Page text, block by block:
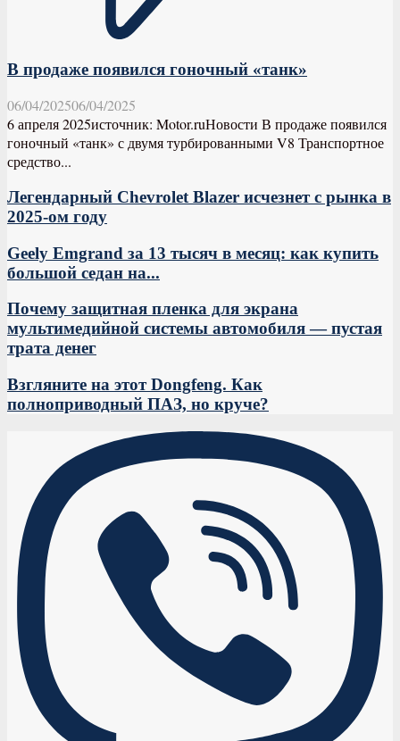
В продаже появился гоночный «танк»
06/04/202506/04/2025
6 апреля 2025источник: Motor.ruНовости В продаже появился
гоночный «танк» с двумя турбированными V8 Транспортное
средство...
Легендарный Chevrolet Blazer исчезнет с рынка в
2025-ом году
Geely Emgrand за 13 тысяч в месяц: как купить
большой седан на...
Почему защитная пленка для экрана
мультимедийной системы автомобиля — пустая
трата денег
Взгляните на этот Dongfeng. Как
полноприводный ПАЗ, но круче?